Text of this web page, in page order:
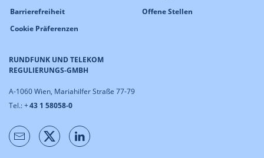
RUNDFUNK UND TELEKOM
REGULIERUNGS-GMBH
A-1060 Wien, Mariahilfer Straße 77-79
Tel.: +43 1 58058-0
Barrierefreiheit
Cookie Präferenzen
Offene Stellen